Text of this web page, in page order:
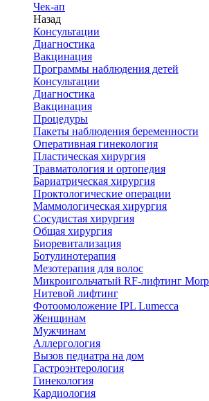
Чек-ап
Назад
Консультации
Диагностика
Вакцинация
Программы наблюдения детей
Консультации
Диагностика
Вакцинация
Процедуры
Пакеты наблюдения беременности
Оперативная гинекология
Пластическая хирургия
Травматология и ортопедия
Бариатрическая хирургия
Проктологические операции
Маммологическая хирургия
Сосудистая хирургия
Общая хирургия
Биоревитализация
Ботулинотерапия
Мезотерапия для волос
Микроигольчатый RF-лифтинг
Нитевой лифтинг
Фотоомоложение IPL Lumecca
Женщинам
Мужчинам
Аллергология
Вызов педиатра на дом
Гастроэнтерология
Гинекология
Кардиология